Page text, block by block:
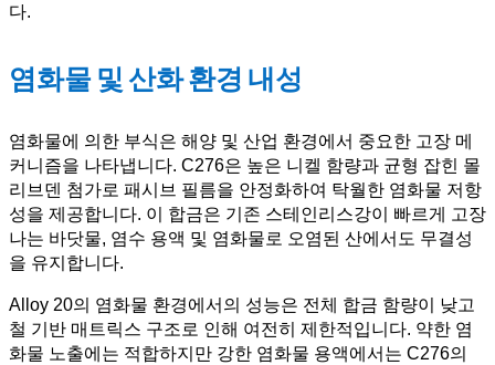
다.
염화물 및 산화 환경 내성
염화물에 의한 부식은 해양 및 산업 환경에서 중요한 고장 메
커니즘을 나타냅니다. C276은 높은 니켈 함량과 균형 잡힌 몰
리브덴 첨가로 패시브 필름을 안정화하여 탁월한 염화물 저항
성을 제공합니다. 이 합금은 기존 스테인리스강이 빠르게 고장
나는 바닷물, 염수 용액 및 염화물로 오염된 산에서도 무결성
을 유지합니다.
Alloy 20의 염화물 환경에서의 성능은 전체 합금 함량이 낮고
철 기반 매트릭스 구조로 인해 여전히 제한적입니다. 약한 염
화물 노출에는 적합하지만 강한 염화물 용액에서는 C276의